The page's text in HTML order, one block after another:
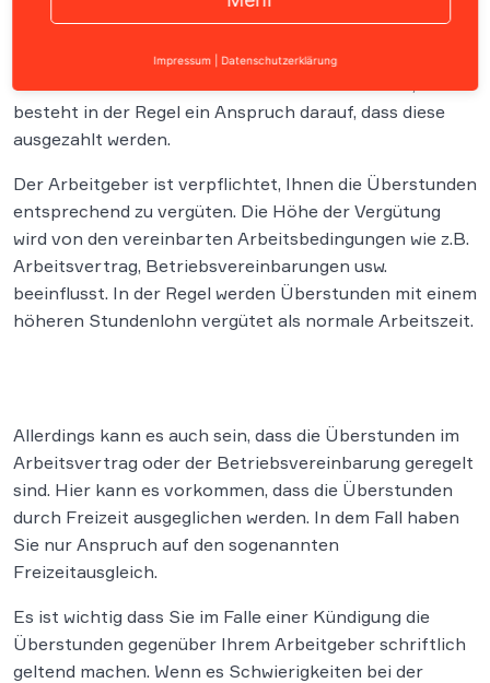
Wenn Sie zum Zeitpunkt der Kündigung noch
Überstunden auf Ihrem Arbeitszeitkonto haben, dann
besteht in der Regel ein Anspruch darauf, dass diese
ausgezahlt werden.
Der Arbeitgeber ist verpflichtet, Ihnen die Überstunden
entsprechend zu vergüten. Die Höhe der Vergütung
wird von den vereinbarten Arbeitsbedingungen wie z.B.
Arbeitsvertrag, Betriebsvereinbarungen usw.
beeinflusst. In der Regel werden Überstunden mit einem
höheren Stundenlohn vergütet als normale Arbeitszeit.
Allerdings kann es auch sein, dass die Überstunden im
Arbeitsvertrag oder der Betriebsvereinbarung geregelt
sind. Hier kann es vorkommen, dass die Überstunden
durch Freizeit ausgeglichen werden. In dem Fall haben
Sie nur Anspruch auf den sogenannten
Freizeitausgleich.
Es ist wichtig dass Sie im Falle einer Kündigung die
Überstunden gegenüber Ihrem Arbeitgeber schriftlich
geltend machen. Wenn es Schwierigkeiten bei der
Impressum Datenschutzerklärung